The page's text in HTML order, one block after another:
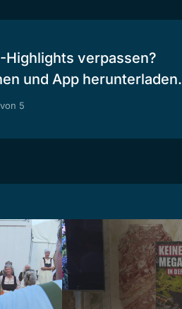
Highlights verpassen?
und App herunterladen.
5